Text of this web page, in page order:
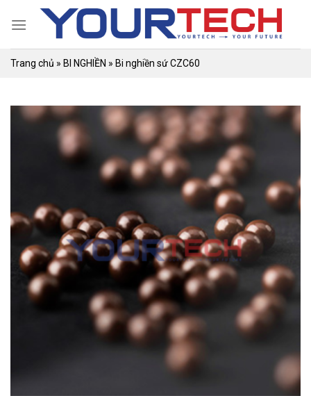
Trang chủ » BI NGHIỀN » Bi nghiền sứ CZC60